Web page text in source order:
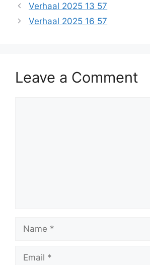
Verhaal 2025 13 57
Verhaal 2025 16 57
Leave a Comment